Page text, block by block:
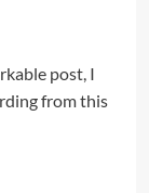
post, I
from this